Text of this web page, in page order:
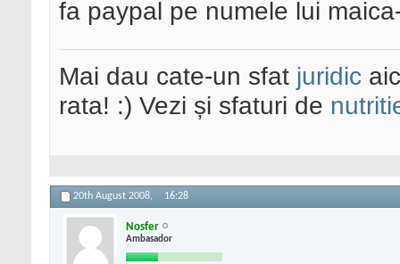
fa paypal pe numele lui
Mai dau cate-un sfat juridic
rata! :) Vezi și sfaturi de
20th August 2008, 16:28
Nosfer
Ambasador